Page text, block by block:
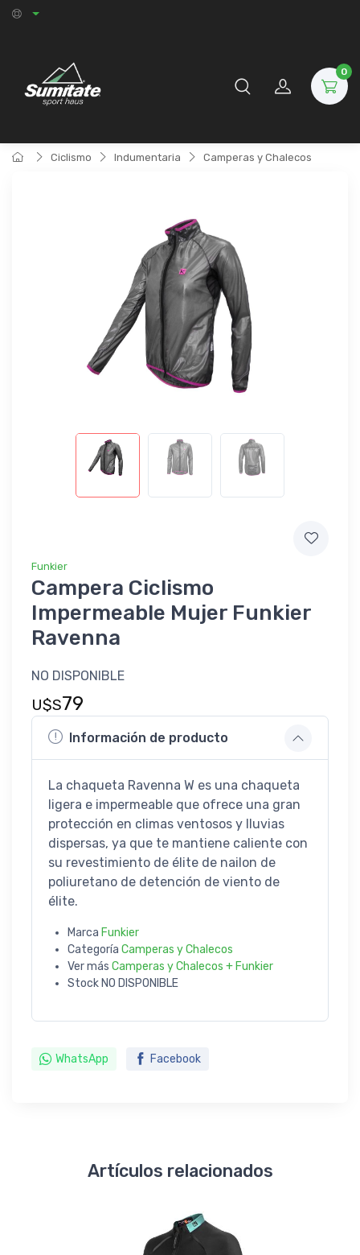
0
Ciclismo Indumentaria Camperas y Chalecos
Funkier
Campera Ciclismo
Impermeable Mujer Funkier
Ravenna
NO DISPONIBLE
U$S79
Información de producto
La chaqueta Ravenna W es una chaqueta
ligera e impermeable que ofrece una gran
protección en climas ventosos y lluvias
dispersas, ya que te mantiene caliente con
su revestimiento de élite de nailon de
poliuretano de detención de viento de
élite.
Marca Funkier
Categoría Camperas y Chalecos
Ver más Camperas y Chalecos + Funkier
Stock NO DISPONIBLE
WhatsApp Facebook
Artículos relacionados